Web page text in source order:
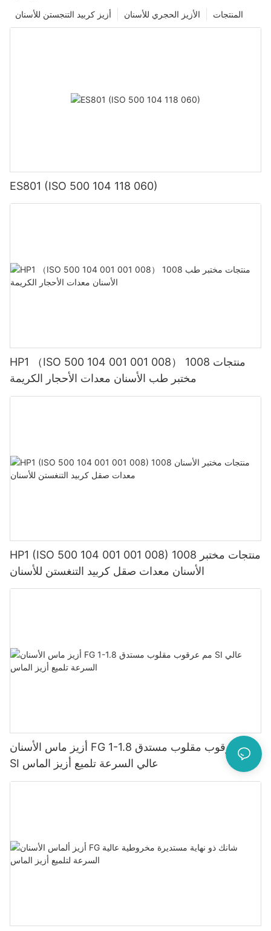
المنتجات الأزيز الحجري للأسنان أزيز كربيد التنجستن للأسنان
ES801 (ISO 500 104 118 060)
HP1 （ISO 500 104 001 001 008） 1008 منتجات
مختبر طب الأسنان معدات الأحجار الكريمة
HP1 (ISO 500 104 001 001 008) 1008 منتجات مختبر
الأسنان معدات صقل كربيد التنغستن للأسنان
أزيز ماس الأسنان FG 1-1.8 مم عرقوب مقلوب مستدق
SI عالي السرعة تلميع أزيز الماس